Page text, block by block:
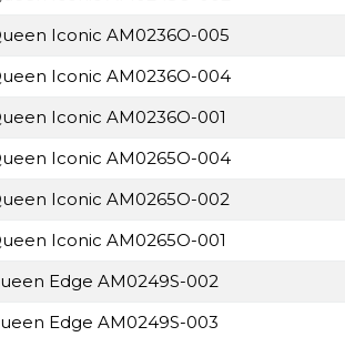
Iconic AM0236O-005
Iconic AM0236O-004
Iconic AM0236O-001
Iconic AM0265O-004
Iconic AM0265O-002
Iconic AM0265O-001
Edge AM0249S-002
Edge AM0249S-003